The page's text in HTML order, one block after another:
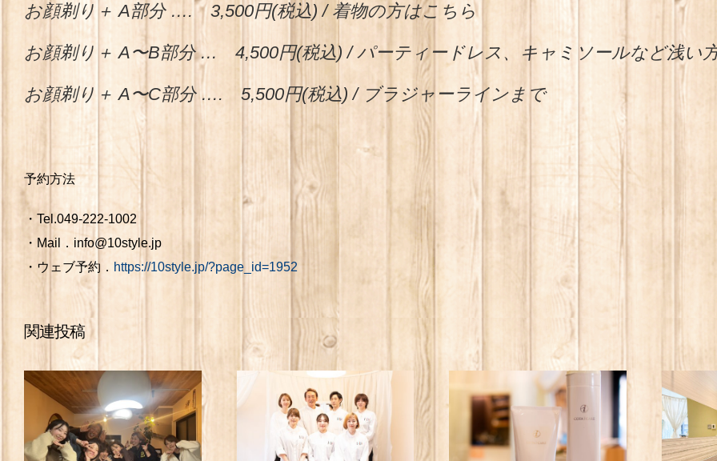
お顔剃り＋ A部分 …. 3,500円(税込) / 着物の方はこちら
お顔剃り＋ A〜B部分 … 4,500円(税込) / パーティードレス、キャミソールなど浅い
お顔剃り＋ A〜C部分 …. 5,500円(税込) / ブラジャーラインまで
予約方法
・Tel.049-222-1002
・Mail．info@10style.jp
・ウェブ予約． https://10style.jp/?page_id=1952
関連投稿
オーナー@天の
ツブヤキ
10Styleのメンバ
プーを取り扱い